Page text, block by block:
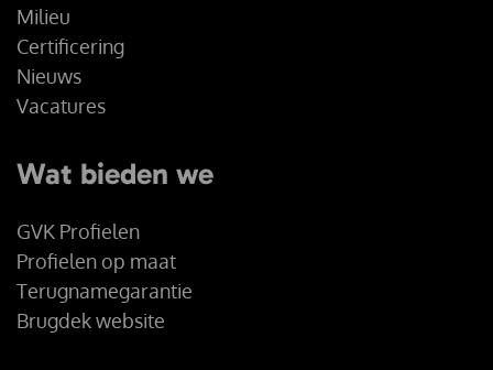
Milieu
Certificering
Nieuws
Vacatures
Wat bieden we
GVK Profielen
Profielen op maat
Terugnamegarantie
Brugdek website